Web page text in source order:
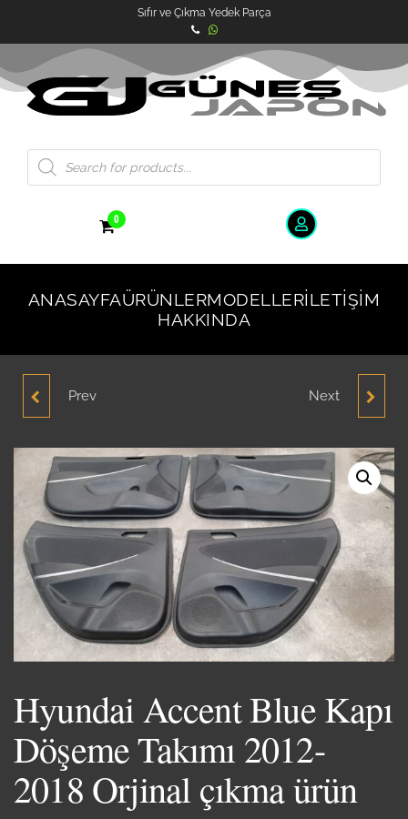
Sıfır ve Çıkma Yedek Parça
0
ANASAYFAÜRÜNLERMODELLERİLETIŞIM
HAKKINDA
HYUNDAI ELANTRA
MOTORLARIN 1990-1994
ORJINAL ÇIKMA PARÇA
Prev HYUNDAİ SONATA 1.6
1993 ORJİNAL ÇIKMA
Next
Hyundai Accent Blue Kapı
Döşeme Takımı 2012-
2018 Orjinal çıkma ürün